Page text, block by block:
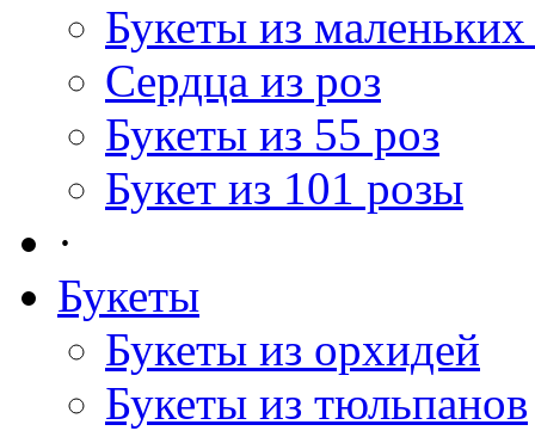
Букеты из маленьких
Сердца из роз
Букеты из 55 роз
Букет из 101 розы
·
Букеты
Букеты из орхидей
Букеты из тюльпанов